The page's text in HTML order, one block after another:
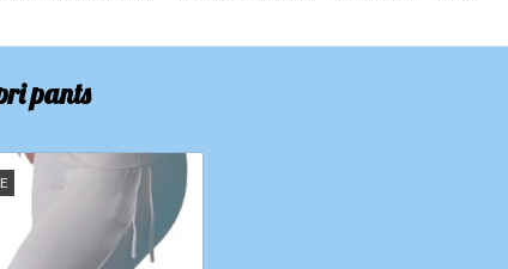
pants
Caprihose Boga, seitlich
Bambusfaser gefertigt 92%,
8% Elasthan